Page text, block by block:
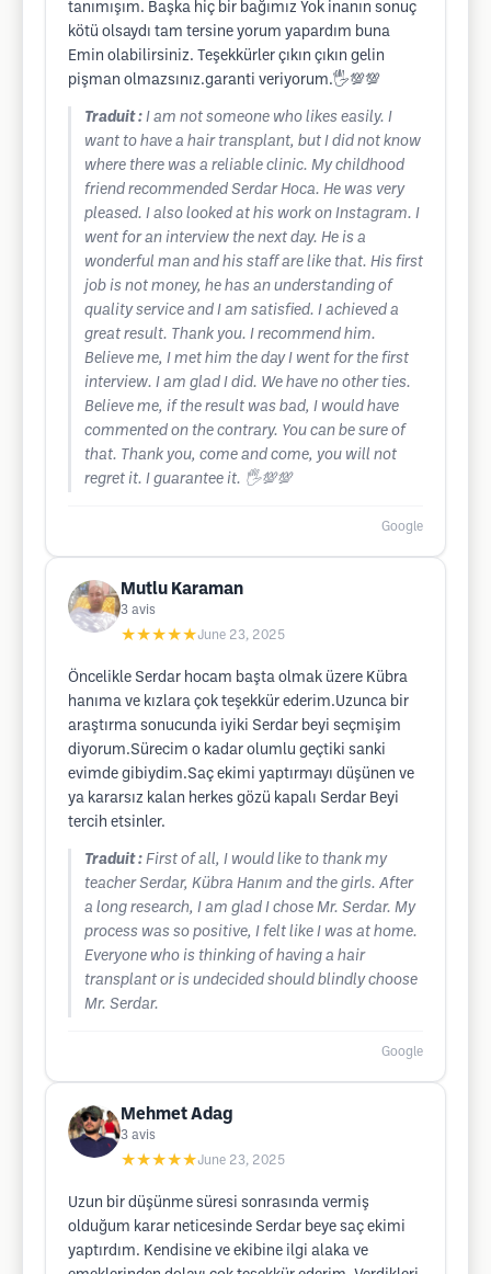
tanımışım. Başka hiç bir bağımız Yok inanın sonuç
kötü olsaydı tam tersine yorum yapardım buna
Emin olabilirsiniz. Teşekkürler çıkın çıkın gelin
pişman olmazsınız.garanti veriyorum.🖐️💯💯
Traduit : I am not someone who likes easily. I
want to have a hair transplant, but I did not know
where there was a reliable clinic. My childhood
friend recommended Serdar Hoca. He was very
pleased. I also looked at his work on Instagram. I
went for an interview the next day. He is a
wonderful man and his staff are like that. His first
job is not money, he has an understanding of
quality service and I am satisfied. I achieved a
great result. Thank you. I recommend him.
Believe me, I met him the day I went for the first
interview. I am glad I did. We have no other ties.
Believe me, if the result was bad, I would have
commented on the contrary. You can be sure of
that. Thank you, come and come, you will not
regret it. I guarantee it. 🖐️💯💯
Google
Mutlu Karaman
3 avis
★★★★★June 23, 2025
Öncelikle Serdar hocam başta olmak üzere Kübra
hanıma ve kızlara çok teşekkür ederim.Uzunca bir
araştırma sonucunda iyiki Serdar beyi seçmişim
diyorum.Sürecim o kadar olumlu geçtiki sanki
evimde gibiydim.Saç ekimi yaptırmayı düşünen ve
ya kararsız kalan herkes gözü kapalı Serdar Beyi
tercih etsinler.
Traduit : First of all, I would like to thank my
teacher Serdar, Kübra Hanım and the girls. After
a long research, I am glad I chose Mr. Serdar. My
process was so positive, I felt like I was at home.
Everyone who is thinking of having a hair
transplant or is undecided should blindly choose
Mr. Serdar.
Google
Mehmet Adag
3 avis
★★★★★June 23, 2025
Uzun bir düşünme süresi sonrasında vermiş
olduğum karar neticesinde Serdar beye saç ekimi
yaptırdım. Kendisine ve ekibine ilgi alaka ve